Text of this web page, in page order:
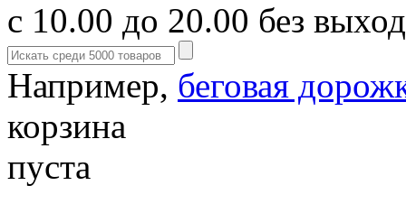
с 10.00 до 20.00 без
Например, беговая
корзина
пуста